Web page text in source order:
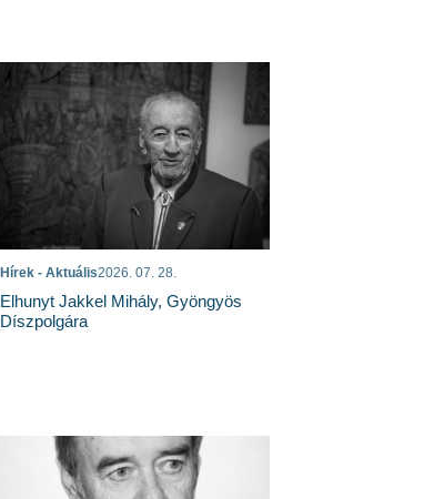
Hírek - Aktuális2026. 07. 28.
Elhunyt Jakkel Mihály, Gyöngyös
Díszpolgára